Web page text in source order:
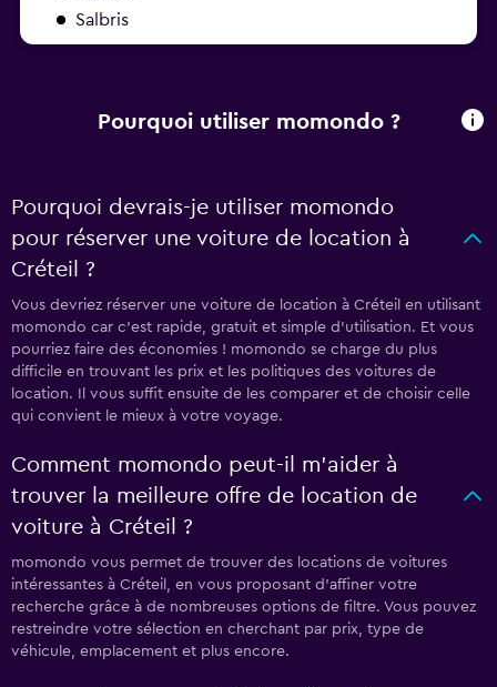
Salbris
Pourquoi utiliser momondo ?
Pourquoi devrais-je utiliser momondo
pour réserver une voiture de location à
Créteil ?
Vous devriez réserver une voiture de location à Créteil en utilisant
momondo car c'est rapide, gratuit et simple d'utilisation. Et vous
pourriez faire des économies ! momondo se charge du plus
difficile en trouvant les prix et les politiques des voitures de
location. Il vous suffit ensuite de les comparer et de choisir celle
qui convient le mieux à votre voyage.
Comment momondo peut-il m’aider à
trouver la meilleure offre de location de
voiture à Créteil ?
momondo vous permet de trouver des locations de voitures
intéressantes à Créteil, en vous proposant d'affiner votre
recherche grâce à de nombreuses options de filtre. Vous pouvez
restreindre votre sélection en cherchant par prix, type de
véhicule, emplacement et plus encore.